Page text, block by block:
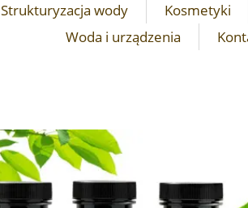
Strukturyzacja wody Kosmetyki
Woda i urządzenia